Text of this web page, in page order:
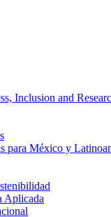
Inclusion and
para México y
Aplicada